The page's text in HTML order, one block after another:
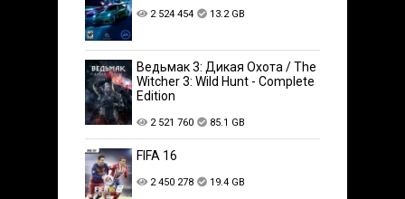
2 524 454 13.2 GB
Ведьмак 3: Дикая Охота / The
Witcher 3: Wild Hunt - Complete
Edition
2 521 760 85.1 GB
FIFA 16
2 450 278 19.4 GB